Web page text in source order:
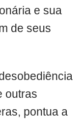
e sua
de seus
outras
pontua a